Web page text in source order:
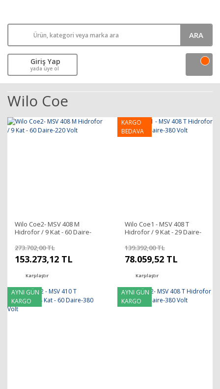
ARA
Giriş Yap
yada üye ol
Wilo Coe
Wilo Coe2- MSV 408 M
Hidrofor / 9 Kat - 60 Daire-
273.702,00 TL
153.273,12 TL
Karşılaştır
KARGO
BEDAVA
Wilo Coe1 - MSV 408 T
Hidrofor / 9 Kat - 29 Daire-
139.392,00 TL
78.059,52 TL
Karşılaştır
AYNI GÜN
KARGO
AYNI GÜN
KARGO